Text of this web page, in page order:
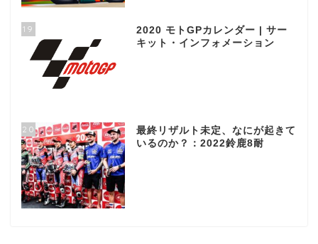
19
2020 モトGPカレンダー | サー
キット・インフォメーション
20
最終リザルト未定、なにが起きて
いるのか？：2022鈴鹿8耐